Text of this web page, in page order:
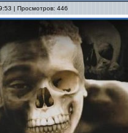
| Просмотров: 446